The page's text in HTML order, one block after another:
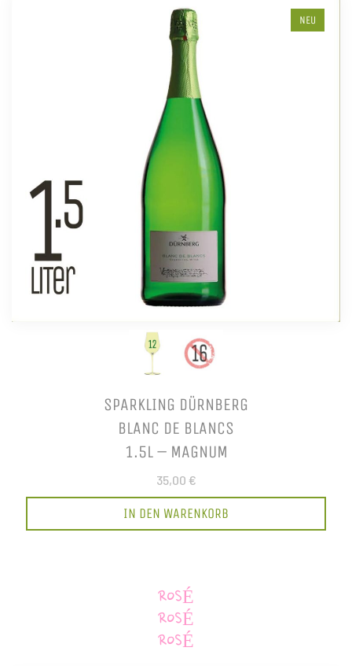
NEU
SPARKLING DÜRNBERG
BLANC DE BLANCS
1.5L – MAGNUM
35,00 €
IN DEN WARENKORB
ROSÉ
ROSÉ
ROSÉ